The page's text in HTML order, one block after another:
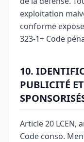
exploitation
conforme
323-1+ Code
10.
PUBLICITÉ
Article 20 LCEN,
Code conso.